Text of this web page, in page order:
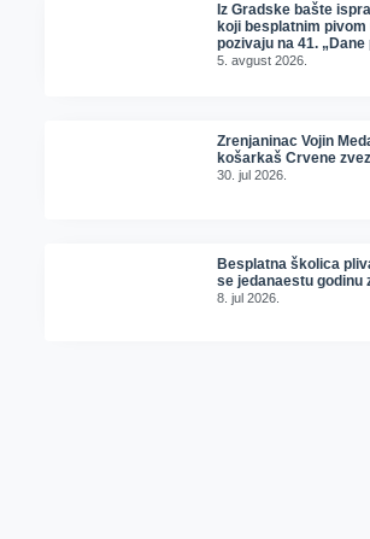
Iz Gradske bašte
koji besplatnim
pozivaju na 41. „Dane
5. avgust 2026.
Zrenjaninac Vojin
košarkaš Crvene
30. jul 2026.
Besplatna školica
se jedanaestu godinu
8. jul 2026.